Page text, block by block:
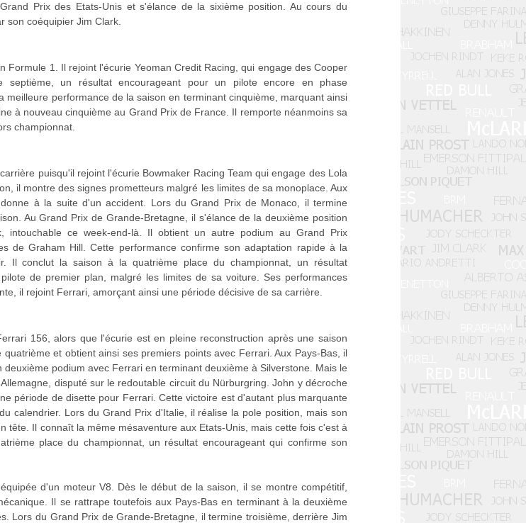
Prix des Etats-Unis et s'élance de la sixième position. Au cours du
son coéquipier Jim Clark.
Formule 1. Il rejoint l'écurie Yeoman Credit Racing, qui engage des Cooper
un résultat encourageant pour un pilote encore en phase
meilleure performance de la saison en terminant cinquième, marquant ainsi
à nouveau cinquième au Grand Prix de France. Il remporte néanmoins sa
championnat.
puisqu'il rejoint l'écurie Bowmaker Racing Team qui engage des Lola
il montre des signes prometteurs malgré les limites de sa monoplace. Aux
à la suite d'un accident. Lors du Grand Prix de Monaco, il termine
Au Grand Prix de Grande-Bretagne, il s'élance de la deuxième position
ce week-end-là. Il obtient un autre podium au Grand Prix
de Graham Hill. Cette performance confirme son adaptation rapide à la
Il conclut la saison à la quatrième place du championnat, un résultat
de premier plan, malgré les limites de sa voiture. Ses performances
il rejoint Ferrari, amorçant ainsi une période décisive de sa carrière.
156, alors que l'écurie est en pleine reconstruction après une saison
et obtient ainsi ses premiers points avec Ferrari. Aux Pays-Bas, il
podium avec Ferrari en terminant deuxième à Silverstone. Mais le
disputé sur le redoutable circuit du Nürburgring. John y décroche
période de disette pour Ferrari. Cette victoire est d'autant plus marquante
calendrier. Lors du Grand Prix d'Italie, il réalise la pole position, mais son
tête. Il connaît la même mésaventure aux Etats-Unis, mais cette fois c'est à
place du championnat, un résultat encourageant qui confirme son
d'un moteur V8. Dès le début de la saison, il se montre compétitif,
Il se rattrape toutefois aux Pays-Bas en terminant à la deuxième
Lors du Grand Prix de Grande-Bretagne, il termine troisième, derrière Jim